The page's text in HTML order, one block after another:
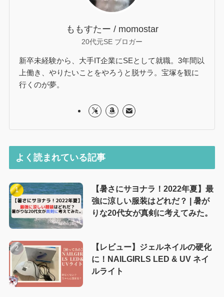
ももすたー / momostar
20代元SE ブロガー
新卒未経験から、大手IT企業にSEとして就職。3年間以
上働き、やりたいことをやろうと脱サラ。宝塚を観に
行くのが夢。
よく読まれている記事
【暑さにサヨナラ！2022年夏】最
強に涼しい服装はどれだ？ | 暑が
りな20代女が真剣に考えてみた。
【レビュー】ジェルネイルの硬化
に！NAILGIRLS LED & UV ネイ
ルライト